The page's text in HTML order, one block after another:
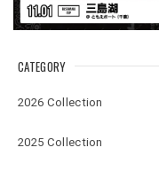
CATEGORY
2026 Collection
2025 Collection